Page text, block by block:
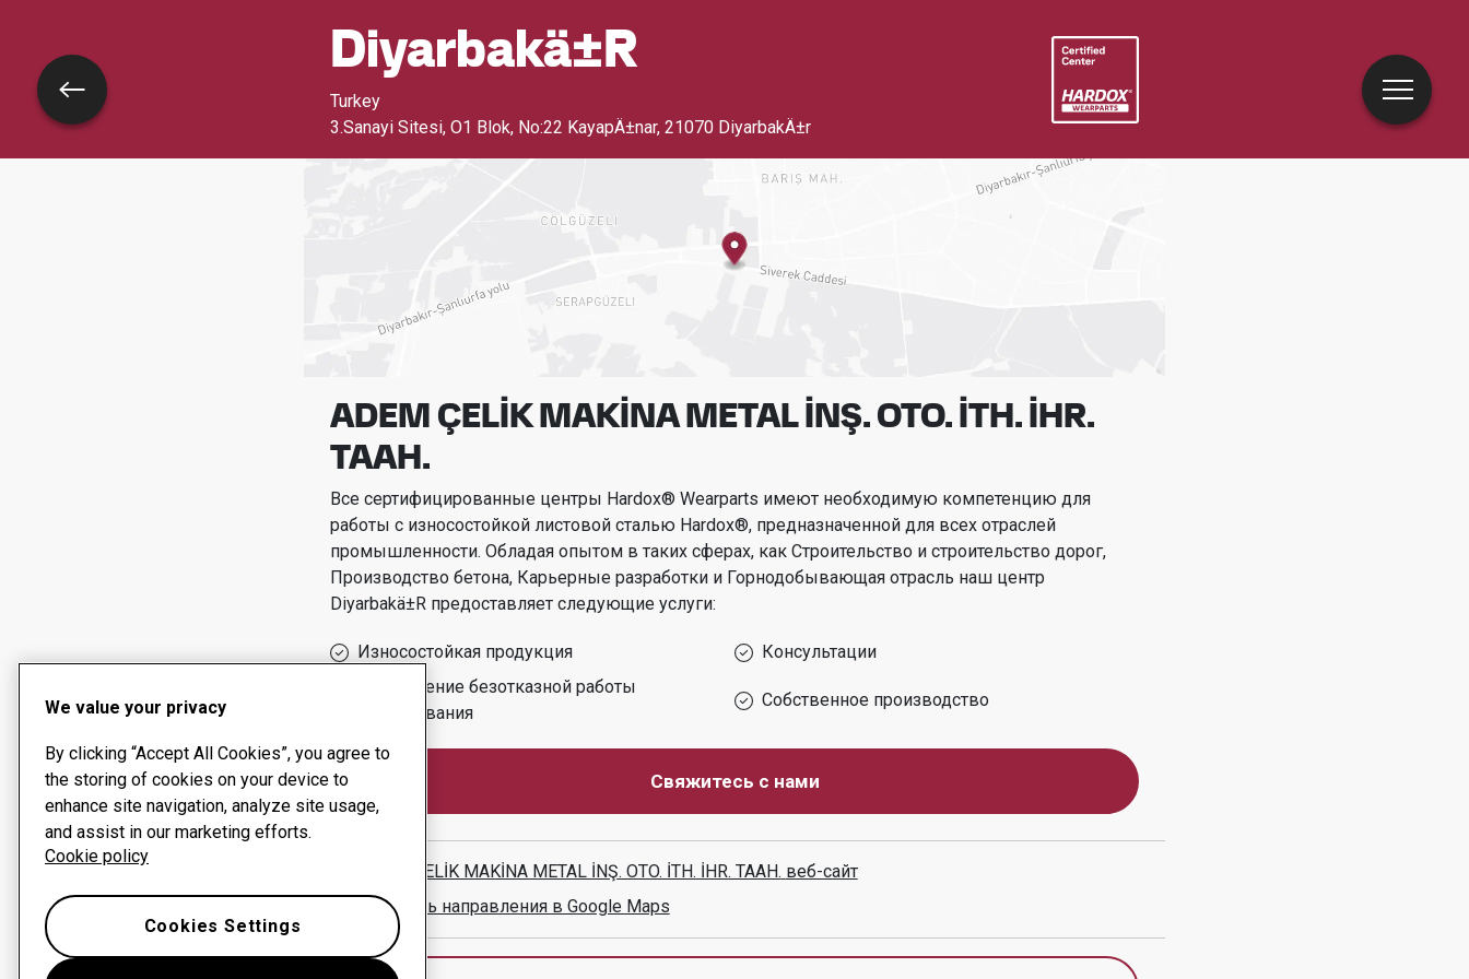
Diyarbakä±r
Turkey
3.Sanayi Sitesi, O1 Blok, No:22 KayapÄ±nar, 21070 DiyarbakÄ±r
ADEM ÇELİK MAKİNA METAL İNŞ. OTO. İTH. İHR.
TAAH.
Все сертифицированные центры Hardox® Wearparts имеют необходимую компетенцию для
работы с износостойкой листовой сталью Hardox®, предназначенной для всех отраслей
промышленности. Обладая опытом в таких сферах, как Строительство и строительство дорог,
Производство бетона, Карьерные разработки и Горнодобывающая отрасль наш центр
Diyarbakä±rпредоставляет следующие услуги:
Износостойкая продукция
Консультации
Обеспечение безотказной работы
оборудования
Собственное производство
Свяжитесь с нами
ADEM ÇELİK MAKİNA METAL İNŞ. OTO. İTH. İHR. TAAH. веб-сайт
Показать направления в Google Maps
Назад
We value your privacy
By clicking “Accept All Cookies”, you agree to
the storing of cookies on your device to
enhance site navigation, analyze site usage,
and assist in our marketing efforts.
Cookie policy
Cookies Settings